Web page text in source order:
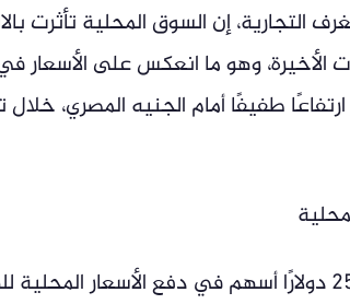
إن السوق المحلية تأثرت
الأخيرة، وهو ما انعكس على الأسعار
طفيفًا أمام الجنيه المصري، خلال
وأوضح المصدر أن تراجع الأونصة عالميًّا بنحو 25 دولارًا أسهم في دفع